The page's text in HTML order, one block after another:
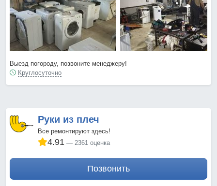
Выезд погороду, позвоните менеджеру!
Круглосуточно
Руки из плеч
Все ремонтируют здесь!
4.91 2361 оценка
Позвонить